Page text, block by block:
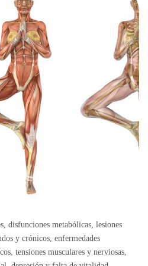
disfunciones metabólicas, lesiones
y crónicos, enfermedades
tensiones musculares y nerviosas,